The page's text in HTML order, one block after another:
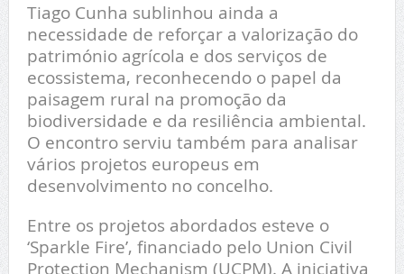
Tiago Cunha sublinhou ainda a
necessidade de reforçar a valorização do
património agrícola e dos serviços de
ecossistema, reconhecendo o papel da
paisagem rural na promoção da
biodiversidade e da resiliência ambiental.
O encontro serviu também para analisar
vários projetos europeus em
desenvolvimento no concelho.
Entre os projetos abordados esteve o
‘Sparkle Fire’, financiado pelo Union Civil
Protection Mechanism (UCPM). A iniciativa